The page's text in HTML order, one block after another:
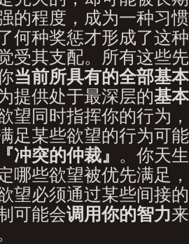
的程度，成为一种习
何种奖惩才形成了这
受其支配。所有这些
当前所具有的全部基
提供处于最深层的基
望同时指挥你的行为
足某些欲望的行为可
『冲突的仲裁』 。你天
哪些欲望被优先满足
望必须通过某些间接
可能会调用你的智力